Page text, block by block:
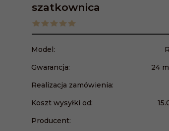
szatkownica
Model:
Gwarancja:
24
Realizacja zamówienia:
Koszt wysyłki od:
Producent: